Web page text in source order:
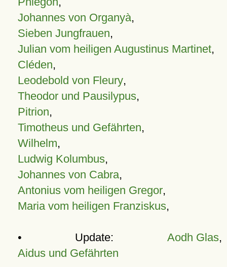
Johannes von Organyà,
Sieben Jungfrauen,
Julian vom heiligen Augustinus Martinet,
Cléden,
Leodebold von Fleury,
Theodor und Pausilypus,
Pitrion,
Timotheus und Gefährten,
Wilhelm,
Ludwig Kolumbus,
Johannes von Cabra,
Antonius vom heiligen Gregor,
Maria vom heiligen Franziskus,
• Update: Aodh Glas,
Aidus und Gefährten